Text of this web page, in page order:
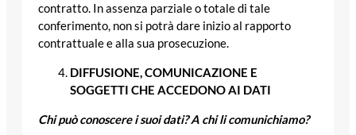
contratto. In assenza parziale o totale di tale
conferimento, non si potrà dare inizio al rapporto
contrattuale e alla sua prosecuzione.
DIFFUSIONE, COMUNICAZIONE E
SOGGETTI CHE ACCEDONO AI DATI
Chi può conoscere i suoi dati? A chi li comunichiamo?